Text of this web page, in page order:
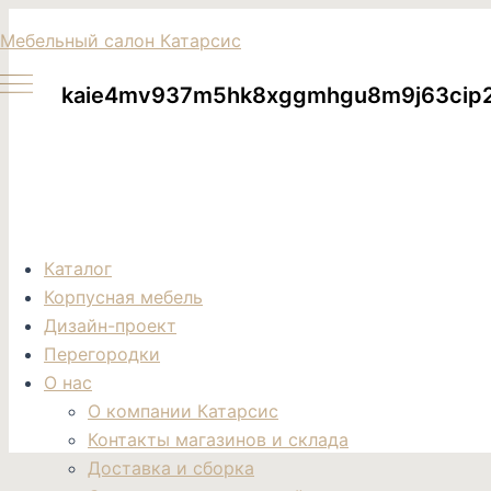
Перейти
к
содержимому
Мебельный салон Катарсис
Каталог
Корпусная мебель
Дизайн-проект
Перегородки
О нас
О компании Катарсис
Контакты магазинов и склада
Доставка и сборка
товаров